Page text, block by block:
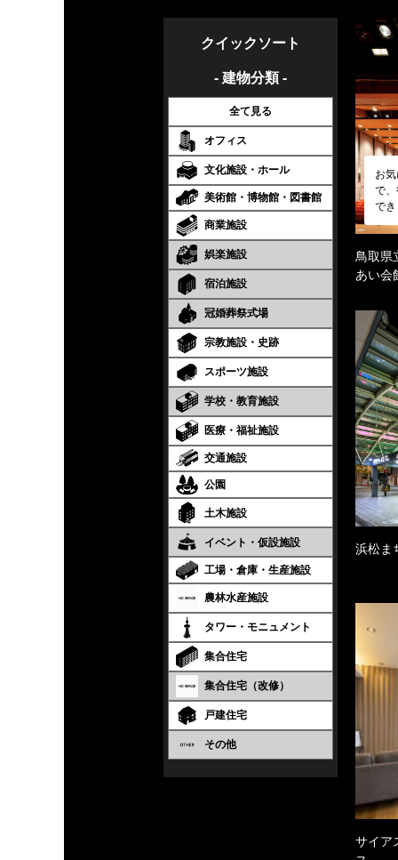
クイックソート
- 建物分類 -
全て見る
オフィス
文化施設・ホール
美術館・博物館・図書館
商業施設
娯楽施設
宿泊施設
冠婚葬祭式場
宗教施設・史跡
スポーツ施設
学校・教育施設
医療・福祉施設
交通施設
公園
土木施設
イベント・仮設施設
工場・倉庫・生産施設
農林水産施設
タワー・モニュメント
集合住宅
集合住宅（改修）
戸建住宅
その他
お
で
で
鳥取県
あい会
浜松ま
サイア